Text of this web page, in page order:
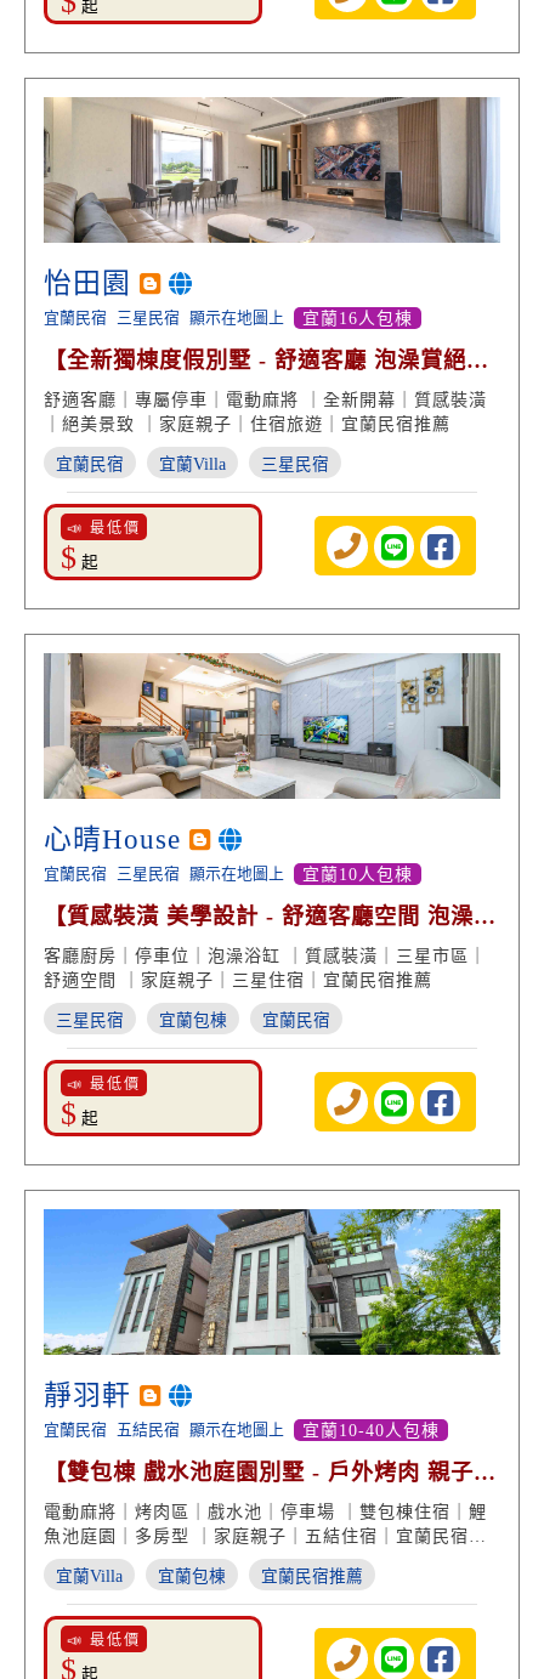
起
怡田園
宜蘭民宿 三星民宿 顯示在地圖上 宜蘭16人包棟
【全新獨棟度假別墅 - 舒適客廳 泡澡賞絕美
景致】
舒適客廳｜專屬停車｜電動麻將 ｜全新開幕｜質感裝潢
｜絕美景致 ｜家庭親子｜住宿旅遊｜宜蘭民宿推薦
宜蘭民宿 宜蘭Villa 三星民宿
📣 最低價
$ 起
心晴House
宜蘭民宿 三星民宿 顯示在地圖上 宜蘭10人包棟
【質感裝潢 美學設計 - 舒適客廳空間 泡澡浴
缸享受】
客廳廚房｜停車位｜泡澡浴缸 ｜質感裝潢｜三星市區｜
舒適空間 ｜家庭親子｜三星住宿｜宜蘭民宿推薦
三星民宿 宜蘭包棟 宜蘭民宿
📣 最低價
$ 起
靜羽軒
宜蘭民宿 五結民宿 顯示在地圖上 宜蘭10-40人包棟
【雙包棟 戲水池庭園別墅 - 戶外烤肉 親子遊
戲 鯉魚池】
電動麻將｜烤肉區｜戲水池｜停車場 ｜雙包棟住宿｜鯉
魚池庭園｜多房型 ｜家庭親子｜五結住宿｜宜蘭民宿推
薦
宜蘭Villa 宜蘭包棟 宜蘭民宿推薦
📣 最低價
$ 起